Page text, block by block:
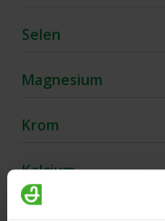
Selen
Magnesium
Krom
Kalcium